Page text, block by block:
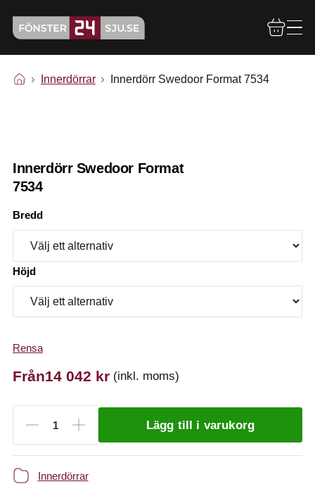
Innerdörrar Innerdörr Swedoor Format 7534
Innerdörr Swedoor Format
7534
Bredd
Höjd
Rensa
Från14 042 kr (inkl. moms)
Lägg till i varukorg
Innerdörrar